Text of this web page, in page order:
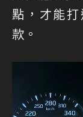
點，才能
款。